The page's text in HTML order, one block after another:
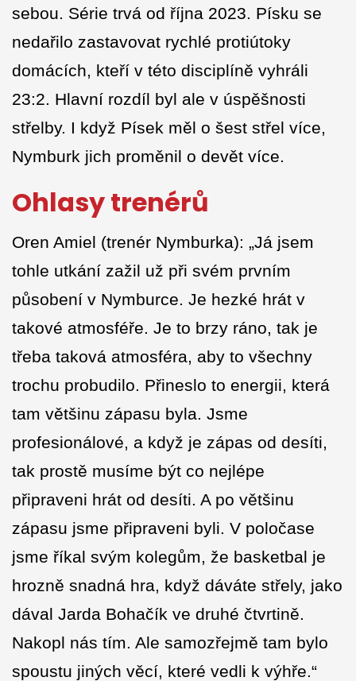
sebou. Série trvá od října 2023. Písku se
nedařilo zastavovat rychlé protiútoky
domácích, kteří v této disciplíně vyhráli
23:2. Hlavní rozdíl byl ale v úspěšnosti
střelby. I když Písek měl o šest střel více,
Nymburk jich proměnil o devět více.
Ohlasy trenérů
Oren Amiel (trenér Nymburka): „Já jsem
tohle utkání zažil už při svém prvním
působení v Nymburce. Je hezké hrát v
takové atmosféře. Je to brzy ráno, tak je
třeba taková atmosféra, aby to všechny
trochu probudilo. Přineslo to energii, která
tam většinu zápasu byla. Jsme
profesionálové, a když je zápas od desíti,
tak prostě musíme být co nejlépe
připraveni hrát od desíti. A po většinu
zápasu jsme připraveni byli. V poločase
jsme říkal svým kolegům, že basketbal je
hrozně snadná hra, když dáváte střely, jako
dával Jarda Bohačík ve druhé čtvrtině.
Nakopl nás tím. Ale samozřejmě tam bylo
spoustu jiných věcí, které vedli k výhře.“